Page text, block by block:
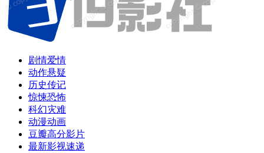
剧情爱情
动作悬疑
历史传记
惊悚恐怖
科幻灾难
动漫动画
豆瓣高分影片
最新影视速递